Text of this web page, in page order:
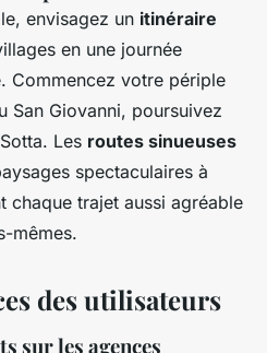
envisagez un itinéraire
en une journée
Commencez votre périple
San Giovanni, poursuivez
Les routes sinueuses
spectaculaires à
chaque trajet aussi agréable
mêmes.
des utilisateurs
sur les agences